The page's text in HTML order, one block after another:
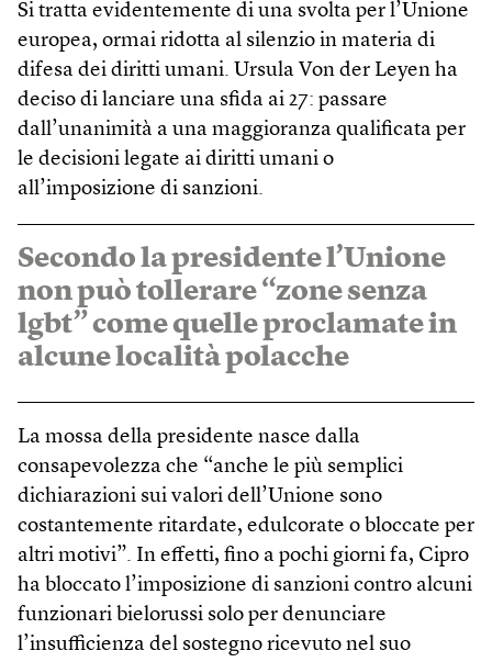
Si tratta evidentemente di una svolta per l’Unione
europea, ormai ridotta al silenzio in materia di
difesa dei diritti umani. Ursula Von der Leyen ha
deciso di lanciare una sfida ai 27: passare
dall’unanimità a una maggioranza qualificata per
le decisioni legate ai diritti umani o
all’imposizione di sanzioni.
Secondo la presidente l’Unione
non può tollerare “zone senza
lgbt” come quelle proclamate in
alcune località polacche
La mossa della presidente nasce dalla
consapevolezza che “anche le più semplici
dichiarazioni sui valori dell’Unione sono
costantemente ritardate, edulcorate o bloccate per
altri motivi”. In effetti, fino a pochi giorni fa, Cipro
ha bloccato l’imposizione di sanzioni contro alcuni
funzionari bielorussi solo per denunciare
l’insufficienza del sostegno ricevuto nel suo